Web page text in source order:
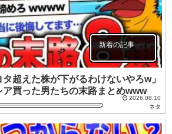
新着の記事
タ超えた株が下がるわけないやろw」
買った男たちの末路まとめwww
2026.08.10
ネタ